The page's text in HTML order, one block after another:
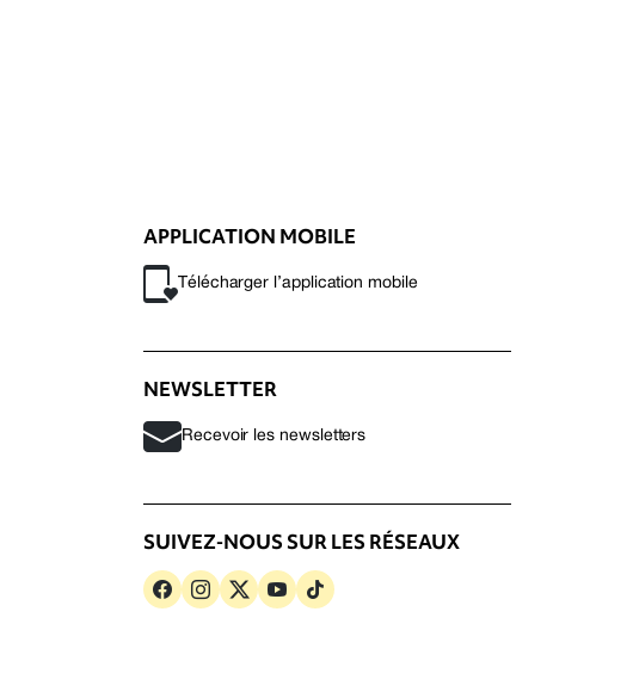
APPLICATION MOBILE
Télécharger l’application mobile
NEWSLETTER
Recevoir les newsletters
SUIVEZ-NOUS SUR LES RÉSEAUX